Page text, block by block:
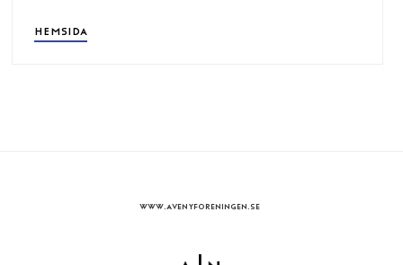
HEMSIDA
WWW.AVENYFORENINGEN.SE